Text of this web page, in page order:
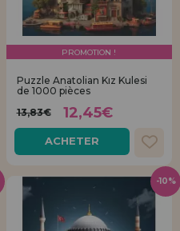
PROMOTION !
Puzzle Anatolian Kız Kulesi
de 1000 pièces
13,83€
12,45€
ACHETER
-10%